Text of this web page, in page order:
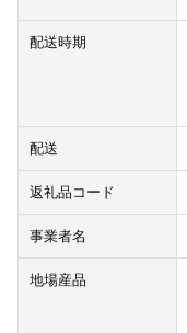
配送時期
配送
返礼品コード
事業者名
地場産品